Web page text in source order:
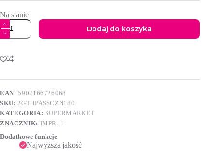
Na stanie
ilość
Pasta
słonecznikowa
czosnkiem
niedźwiedzim
Naturalnie
Dodaj do koszyka
t
r
a
t
i
v
:
EAN:5902166726068
SKU: 2GTHPASSCZN180
KATEGORIA: SUPERMARKET
ZNACZNIK: IMPR_1
Dodatkowe funkcje
Najwyższa jakość